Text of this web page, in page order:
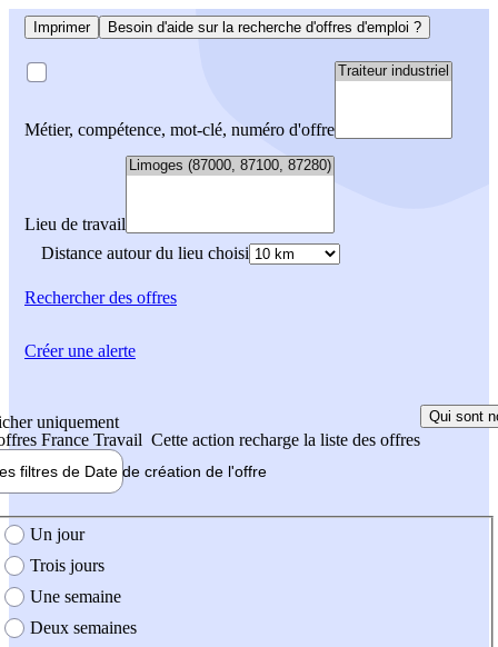
Imprimer Besoin d'aide sur la recherche d'offres d'emploi ?
Métier, compétence, mot-clé, numéro d'offre
Lieu de travail
Distance autour du lieu choisi
Rechercherdes offres
uniquement
France Travail Cette action recharge la liste des offres
Qui sont
filtres de Date de création de l'offre
création de l'offre
Un jour
Trois jours
Une semaine
Deux semaines
Créer une alerte